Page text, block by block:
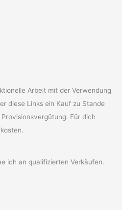
Arbeit mit der Verwendung
diese Links ein Kauf zu Stande
Für dich
ich an qualifizierten Verkäufen.